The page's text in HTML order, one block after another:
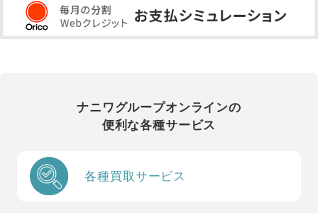
ナニワグループオンラインの
便利な各種サービス
各種買取サービス